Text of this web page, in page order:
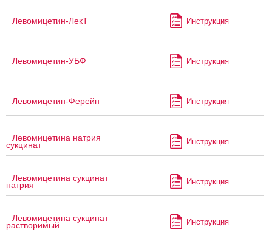
Левомицетин-ЛекТ Инструкция
Левомицетин-УБФ Инструкция
Левомицетин-Ферейн Инструкция
Левомицетина натрия
сукцинат Инструкция
Левомицетина сукцинат
натрия Инструкция
Левомицетина сукцинат
растворимый Инструкция